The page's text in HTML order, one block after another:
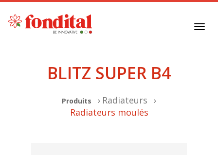
BLITZ SUPER B4
Produits
Radiateurs
Radiateurs moulés